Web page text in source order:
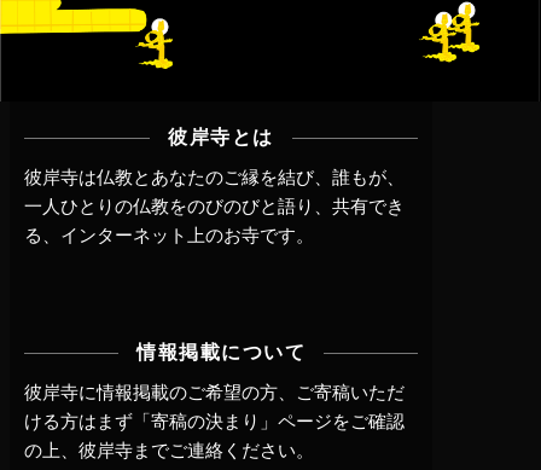
彼岸寺とは
彼岸寺は仏教とあなたのご縁を結び、誰もが、
一人ひとりの仏教をのびのびと語り、共有でき
る、インターネット上のお寺です。
情報掲載について
彼岸寺に情報掲載のご希望の方、ご寄稿いただ
ける方はまず 「寄稿の決まり」ページをご確認
の上、 彼岸寺までご連絡 ください。